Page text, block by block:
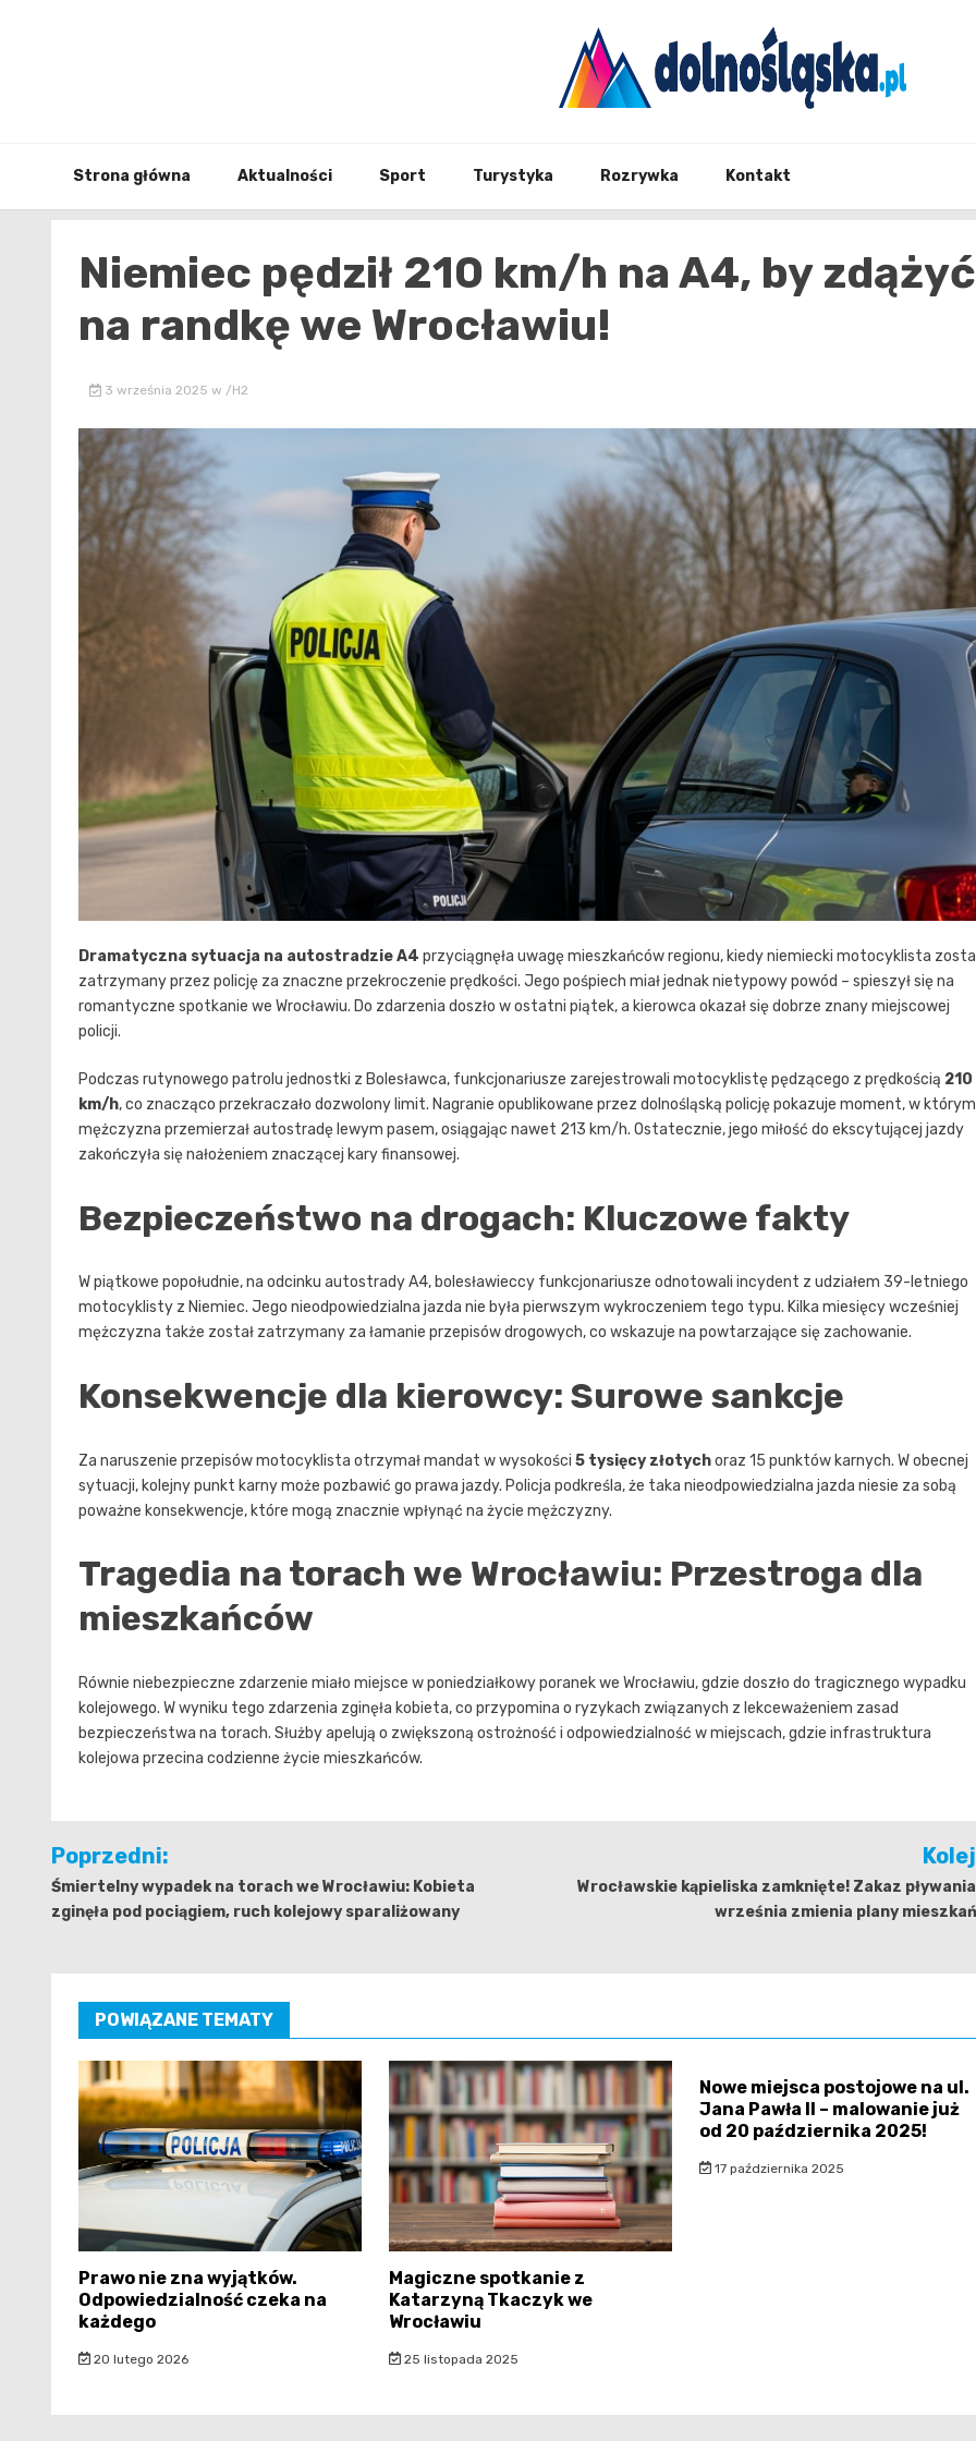
Strona główna Aktualności Sport Turystyka Rozrywka Kontakt
Niemiec pędził 210 km/h na A4, by zdążyć
na randkę we Wrocławiu!
3 września 2025 w /h2
Dramatyczna sytuacja na autostradzie A4 przyciągnęła uwagę mieszkańców regionu, kiedy niemiecki motocyklista
zatrzymany przez policję za znaczne przekroczenie prędkości. Jego pośpiech miał jednak nietypowy powód – spieszył się na
romantyczne spotkanie we Wrocławiu. Do zdarzenia doszło w ostatni piątek, a kierowca okazał się dobrze znany miejscowej
policji.
Podczas rutynowego patrolu jednostki z Bolesławca, funkcjonariusze zarejestrowali motocyklistę pędzącego z prędkością 210
km/h, co znacząco przekraczało dozwolony limit. Nagranie opublikowane przez dolnośląską policję pokazuje moment, w którym
mężczyzna przemierzał autostradę lewym pasem, osiągając nawet 213 km/h. Ostatecznie, jego miłość do ekscytującej jazdy
zakończyła się nałożeniem znaczącej kary finansowej.
Bezpieczeństwo na drogach: Kluczowe fakty
W piątkowe popołudnie, na odcinku autostrady A4, bolesławieccy funkcjonariusze odnotowali incydent z udziałem 39-letniego
motocyklisty z Niemiec. Jego nieodpowiedzialna jazda nie była pierwszym wykroczeniem tego typu. Kilka miesięcy wcześniej
mężczyzna także został zatrzymany za łamanie przepisów drogowych, co wskazuje na powtarzające się zachowanie.
Konsekwencje dla kierowcy: Surowe sankcje
Za naruszenie przepisów motocyklista otrzymał mandat w wysokości 5 tysięcy złotychoraz 15 punktów karnych. W obecnej
sytuacji, kolejny punkt karny może pozbawić go prawa jazdy. Policja podkreśla, że taka nieodpowiedzialna jazda niesie za sobą
poważne konsekwencje, które mogą znacznie wpłynąć na życie mężczyzny.
Tragedia na torach we Wrocławiu: Przestroga dla
mieszkańców
Równie niebezpieczne zdarzenie miało miejsce w poniedziałkowy poranek we Wrocławiu, gdzie doszło do tragicznego wypadku
kolejowego. W wyniku tego zdarzenia zginęła kobieta, co przypomina o ryzykach związanych z lekceważeniem zasad
bezpieczeństwa na torach. Służby apelują o zwiększoną ostrożność i odpowiedzialność w miejscach, gdzie infrastruktura
kolejowa przecina codzienne życie mieszkańców.
Nawigacja
wpisu
Poprzedni:
Śmiertelny wypadek na torach we Wrocławiu: Kobieta
zginęła pod pociągiem, ruch kolejowy sparaliżowany
Wrocławskie kąpieliska zamknięte! Zakaz pływania
września zmienia plany
POWIĄZANE TEMATY
Prawo nie zna wyjątków.
Odpowiedzialność czeka na
każdego
20 lutego 2026
Magiczne spotkanie z
Katarzyną Tkaczyk we
Wrocławiu
25 listopada 2025
Nowe miejsca postojowe na ul.
Jana Pawła II – malowanie już
od 20 października 2025!
17 października 2025